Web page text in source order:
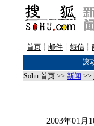
首页 ┊ 邮件 ┊ 短信 ┊
滚
Sohu 首页 >> 新闻 >>
2003年01月